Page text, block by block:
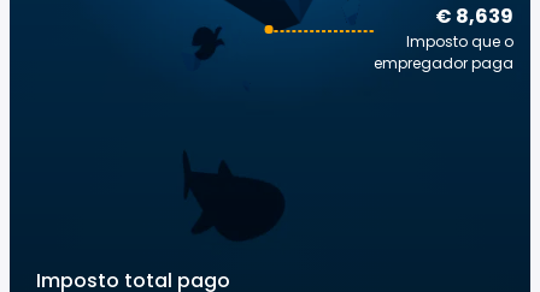
€ 8,639
Imposto que o
empregador paga
Imposto total pago